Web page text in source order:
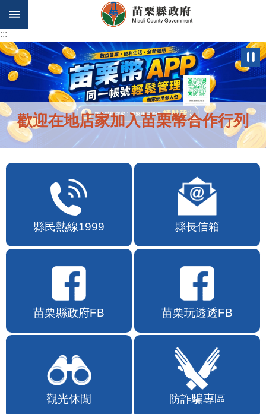
跳到主要內容區塊
:::
:::
歡迎在地店家加入苗栗幣合作行列
縣民熱線1999 縣長信箱
苗栗縣政府FB 苗栗玩透透FB
觀光休閒 防詐騙專區